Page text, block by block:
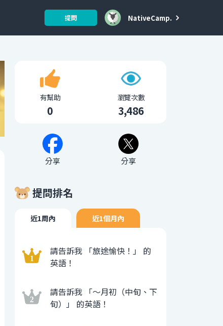
提問 NativeCamp.
有幫助
0
瀏覽次數
3,486
分享 分享
提問排名
近1周內 近1個月內
請告訴我 「旅途愉快！」 的
英語！
請告訴我 「〜月初（中旬、下
旬）」 的英語！